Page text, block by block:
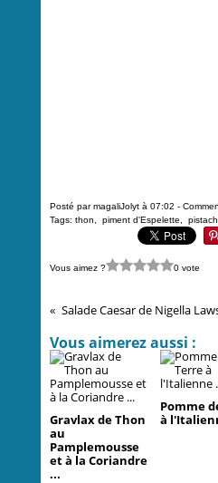
Posté par magaliJolyt à 07:02 -
Tags: thon piment d'Espelette
Vous aimez ? 0 vote
Salade Caesar de Nigella
Vous aimerez aussi :
Gravlax de Thon
au
Pamplemousse
et à la Coriandre
...
Pomme
à